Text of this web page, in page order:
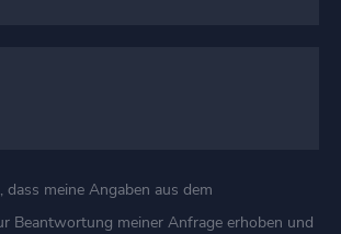
dass meine Angaben aus dem
Beantwortung meiner Anfrage erhoben und